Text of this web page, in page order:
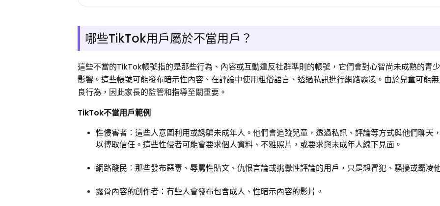
哪些TikTok用戶屬於不當用戶？
這些不當的TikTok帳號指的是那些行為、內容或互動違反社群準則的帳號，它們會對心智尚未成熟的青
影響。這些帳號可能發布暗示性內容、在評論中使用粗俗語言、透過私訊進行網路霸凌。由於兒童可能
良行為，因此家長的監管和指導至關重要。
TikTok不當用戶範例
性侵害者：這些人意圖利用或誘騙未成年人。他們會追蹤兒童，透過私訊、評論等方式與他們聊天
以博取信任。這些性侵者可能會要求個人資料、不雅照片，或要求與未成年人線下見面。
網路酸民：那些發布惡毒、辱罵性貼文、仇恨言論或挑釁性評論的用戶，只是想冒犯、騷擾或霸凌
露骨內容的創作者：有些人會發布包含成人、性暗示內容的影片。